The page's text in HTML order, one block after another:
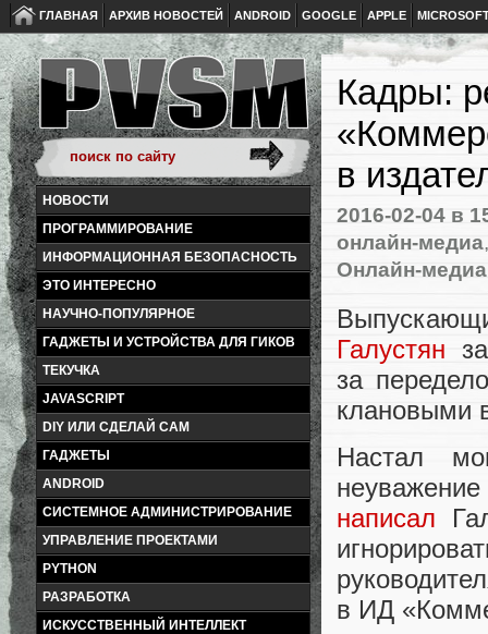
ГЛАВНАЯ АРХИВ НОВОСТЕЙ ANDROID GOOGLE APPLE
НОВОСТИ
ПРОГРАММИРОВАНИЕ
ИНФОРМАЦИОННАЯ БЕЗОПАСНОСТЬ
ЭТО ИНТЕРЕСНО
НАУЧНО-ПОПУЛЯРНОЕ
ГАДЖЕТЫ И УСТРОЙСТВА ДЛЯ ГИКОВ
ТЕКУЧКА
JAVASCRIPT
DIY ИЛИ СДЕЛАЙ САМ
ГАДЖЕТЫ
ANDROID
СИСТЕМНОЕ АДМИНИСТРИРОВАНИЕ
УПРАВЛЕНИЕ ПРОЕКТАМИ
PYTHON
РАЗРАБОТКА
ИСКУССТВЕННЫЙ ИНТЕЛЛЕКТ
Кадры:
в
2016-02-04 в
онлайн-медиа
Онлайн-медиа
Галустян
за
клановыми
Настал
написал
в ИД